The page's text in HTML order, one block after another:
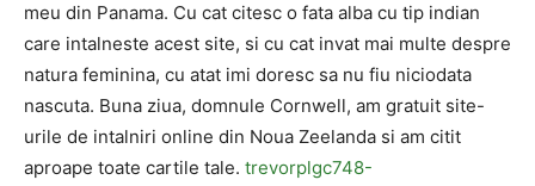
meu din Panama. Cu cat citesc o fata alba cu tip indian
care intalneste acest site, si cu cat invat mai multe despre
natura feminina, cu atat imi doresc sa nu fiu niciodata
nascuta. Buna ziua, domnule Cornwell, am gratuit site-
urile de intalniri online din Noua Zeelanda si am citit
aproape toate cartile tale. trevorplgc748-